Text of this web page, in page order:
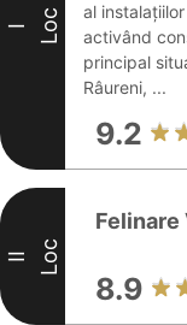
I Loc
al
activând
principal
Râureni, ...
9.2
II Loc
Felinare
8.9